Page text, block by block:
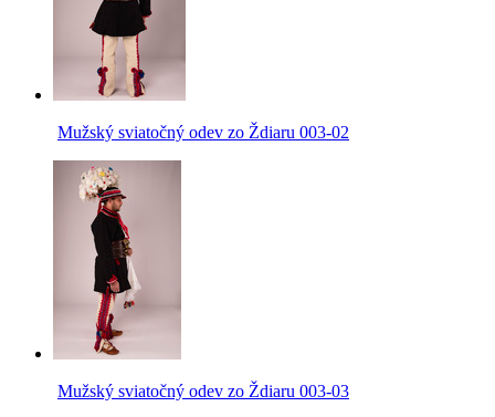
Mužský sviatočný odev zo Ždiaru 003-02
Mužský sviatočný odev zo Ždiaru 003-03